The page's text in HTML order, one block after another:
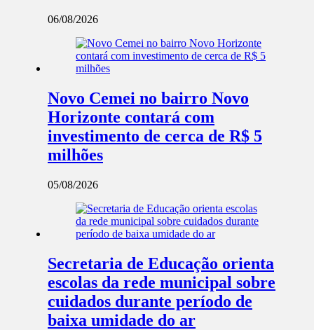
06/08/2026
Novo Cemei no bairro Novo
Horizonte contará com
investimento de cerca de R$ 5
milhões
05/08/2026
Secretaria de Educação orienta
escolas da rede municipal sobre
cuidados durante período de
baixa umidade do ar